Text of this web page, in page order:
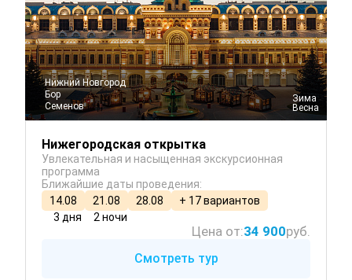
Нижний Новгород
Бор
Семенов
Зима
Весна
Нижегородская открытка
Увлекательная и насыщенная экскурсионная
программа
Ближайшие даты проведения:
14.08
21.08 28.08
+ 17 вариантов
3 дня
2 ночи
Цена от:34 900руб.
Смотреть тур